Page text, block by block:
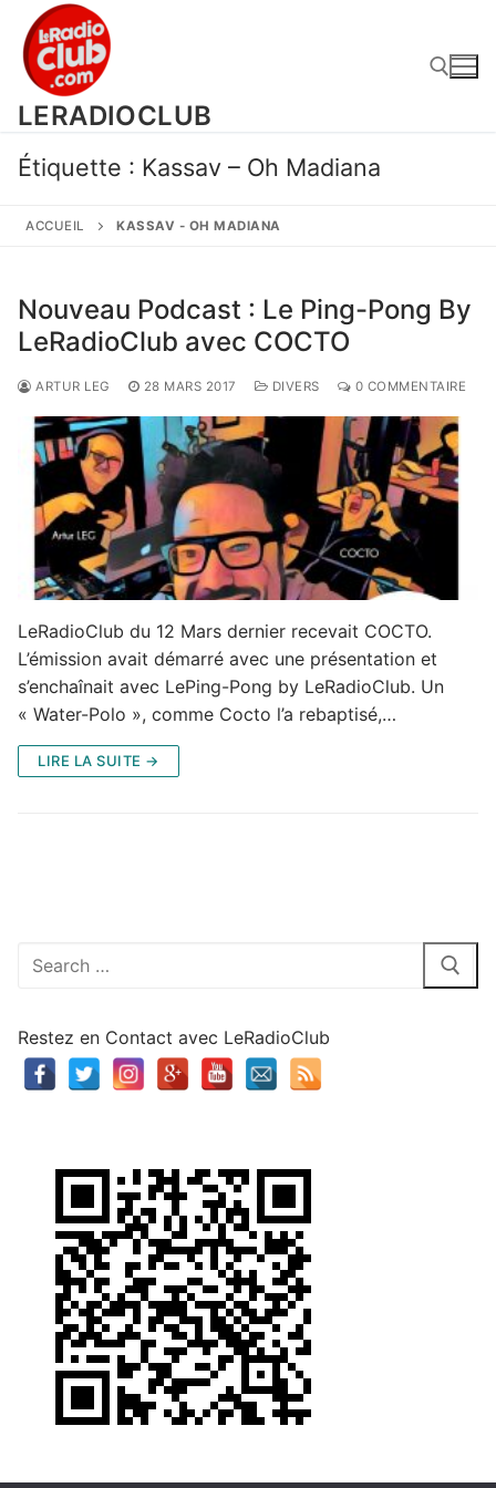
contenu
LERADIOCLUB
Rechercher :
Étiquette : Kassav – Oh Madiana
ACCUEIL KASSAV - OH MADIANA
Nouveau Podcast : Le Ping-Pong By
LeRadioClub avec COCTO
ARTUR LEG 28 MARS 2017 DIVERS 0 COMMENTAIRE
LeRadioClub du 12 Mars dernier recevait COCTO.
L’émission avait démarré avec une présentation et
s’enchaînait avec LePing-Pong by LeRadioClub. Un
« Water-Polo », comme Cocto l’a rebaptisé,…
LIRE LA SUITE →
Rechercher
Restez en Contact avec LeRadioClub